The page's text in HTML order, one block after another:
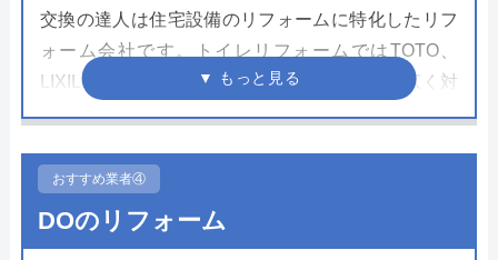
交換の達人は住宅設備のリフォームに特化したリフ
ォーム会社です。トイレリフォームではTOTO、
LIXIL、Panasonicを中心に人気シリーズに幅広く対
応しています。京都市を含めて全国約200の市区町
安心して施工を依頼できます。
施工を行うスタッフは水道や電気、ガスといった資
おすすめ業者④
DOのリフォーム